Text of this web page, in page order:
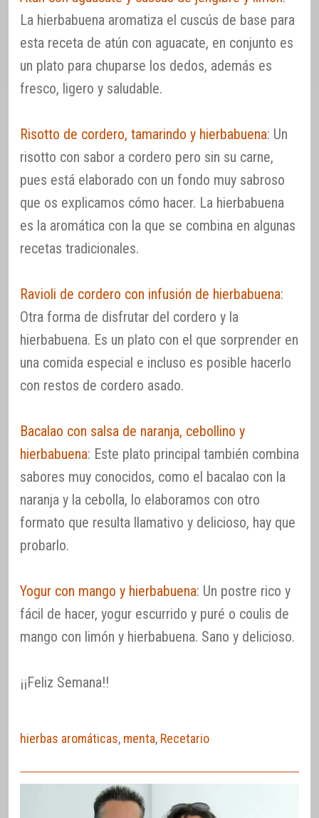
La hierbabuena aromatiza el cuscús de base para
esta receta de atún con aguacate, en conjunto es
un plato para chuparse los dedos, además es
fresco, ligero y saludable.
Risotto de cordero, tamarindo y hierbabuena: Un
risotto con sabor a cordero pero sin su carne,
pues está elaborado con un fondo muy sabroso
que os explicamos cómo hacer. La hierbabuena
es la aromática con la que se combina en algunas
recetas tradicionales.
Ravioli de cordero con infusión de hierbabuena:
Otra forma de disfrutar del cordero y la
hierbabuena. Es un plato con el que sorprender en
una comida especial e incluso es posible hacerlo
con restos de cordero asado.
Bacalao con salsa de naranja, cebollino y
hierbabuena: Este plato principal también combina
sabores muy conocidos, como el bacalao con la
naranja y la cebolla, lo elaboramos con otro
formato que resulta llamativo y delicioso, hay que
probarlo.
Yogur con mango y hierbabuena: Un postre rico y
fácil de hacer, yogur escurrido y puré o coulis de
mango con limón y hierbabuena. Sano y delicioso.
¡¡Feliz Semana!!
hierbas aromáticas, menta, Recetario